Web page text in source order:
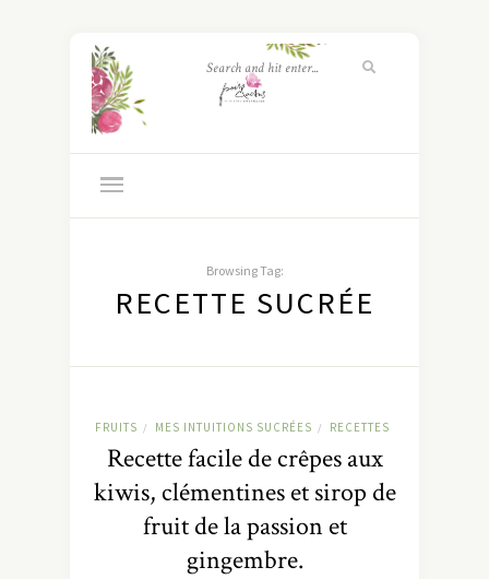
Browsing Tag:
RECETTE SUCRÉE
FRUITS / MES INTUITIONS SUCRÉES / RECETTES
Recette facile de crêpes aux
kiwis, clémentines et sirop de
fruit de la passion et
gingembre.